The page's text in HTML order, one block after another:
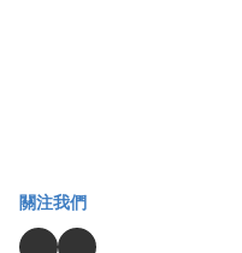
關注我們